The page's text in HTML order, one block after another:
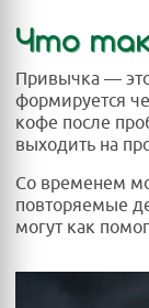
Что
Привычка —
формируется
кофе после
выходить на
Со временем
повторяемые
могут как